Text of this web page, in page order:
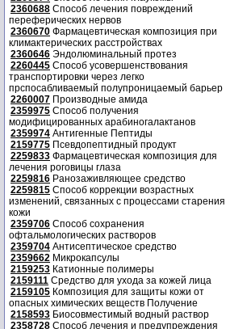
2360688 Способ лечения повреждений
переферических нервов
2360670 Фармацевтическая композиция при
климактерических расстройствах
2360646 Эндолюминальный протез
2260445 Способ усовершенствования
транспортировки через легко
прспосабливаемый полупроницаемый барьер
2260007 Производные амида
2359975 Способ получения
модифицированных арабиногалактанов
2359974 Антигенные Пептиды
2159775 Псевдопептидный продукт
2259833 Фармацевтическая композиция для
лечения роговицы глаза
2259816 Ранозаживляющее средство
2259815 Способ коррекции возрастных
изменений, связанных с процессами старения
кожи
2359706 Способ сохранения
офтальмологических растворов
2359704 Антисептическое средство
2359662 Микрокапсулы
2159253 Катионные полимеры
2159111 Средство для ухода за кожей лица
2159105 Композиция для защиты кожи от
опасных химических веществ Получение
2158593 Биосовместимый водный раствор
2358728 Способ лечения и предупреждения